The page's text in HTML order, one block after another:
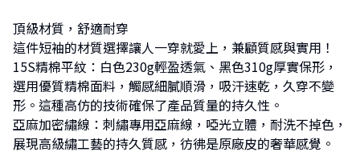
頂級材質，舒適耐穿
這件短袖的材質選擇讓人一穿就愛上，兼顧質感與實用！
15S精棉平紋：白色230g輕盈透氣、黑色310g厚實保形，
選用優質精棉面料，觸感細膩順滑，吸汗速乾，久穿不變
形。這種高仿的技術確保了產品質量的持久性。
亞麻加密繡線：刺繡專用亞麻線，啞光立體，耐洗不掉色，
展現高級繡工藝的持久質感，彷彿是原廠皮的奢華感覺。